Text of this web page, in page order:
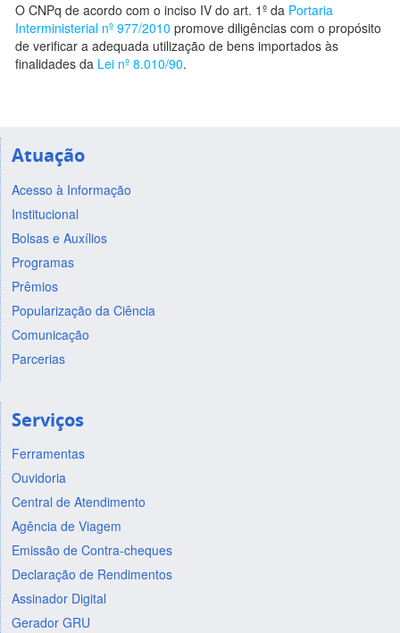
O CNPq de acordo com o inciso IV do art. 1º da Portaria
Interministerial nº 977/2010 promove diligências com o propósito
de verificar a adequada utilização de bens importados às
finalidades da Lei nº 8.010/90.
Atuação
Acesso à Informação
Institucional
Bolsas e Auxílios
Programas
Prêmios
Popularização da Ciência
Comunicação
Parcerias
Serviços
Ferramentas
Ouvidoria
Central de Atendimento
Agência de Viagem
Emissão de Contra-cheques
Declaração de Rendimentos
Assinador Digital
Gerador GRU